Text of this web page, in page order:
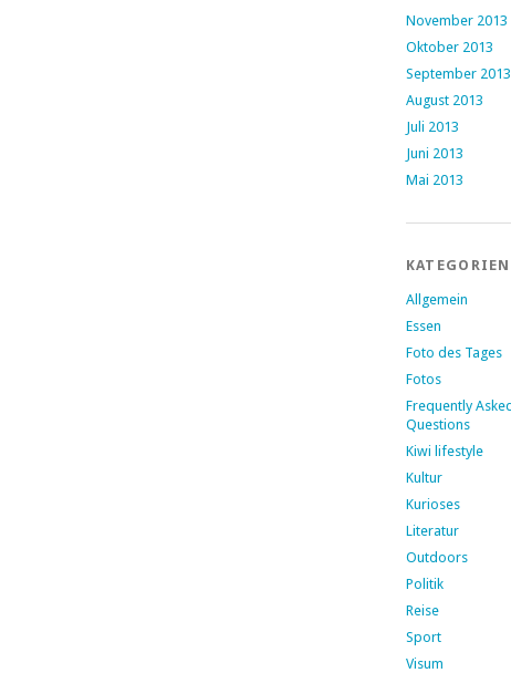
November 2013
Oktober 2013
September 2013
August 2013
Juli 2013
Juni 2013
Mai 2013
KATEGORIEN
Allgemein
Essen
Foto des Tages
Fotos
Frequently
Questions
Kiwi lifestyle
Kultur
Kurioses
Literatur
Outdoors
Politik
Reise
Sport
Visum